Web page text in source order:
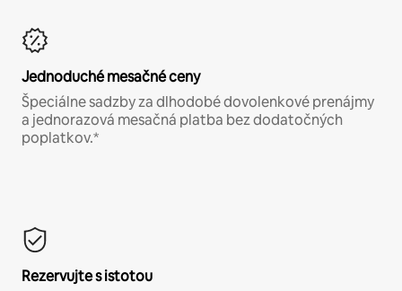
Jednoduché mesačné ceny
Špeciálne sadzby za dlhodobé dovolenkové prenájmy
a jednorazová mesačná platba bez dodatočných
poplatkov.*
Rezervujte s istotou